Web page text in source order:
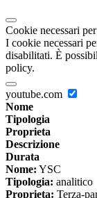
Cookie necessari
I cookie necessari
disabilitati. È
policy.
youtube.com
Nome
Tipologia
Proprieta
Descrizione
Durata
Nome: YSC
Tipologia: analitico
Proprieta: Terza-